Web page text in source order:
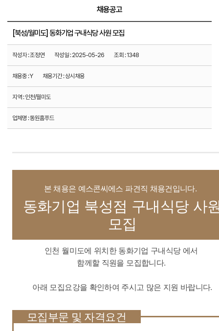
채용공고
[북성/월미도] 동화기업 구내식당 사원 모집
작성자 :조정연 작성일 :2025-05-26 조회 :1348
채용중 :Y 채용기간 :상시채용
지역 :인천/월미도
업체명 :동원홈푸드
본 채용은 예스콘씨에스 파견직 채용건입니다.
동화기업 북성점 구내식당 사
모집
인천 월미도에 위치한 동화기업 구내식당 에서
함께할 직원을 모집합니다.
아래 모집요강을 확인하여 주시고 많은 지원 바랍니다.
모집부문 및 자격요건